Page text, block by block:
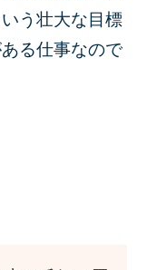
う壮大な目標
る仕事なので